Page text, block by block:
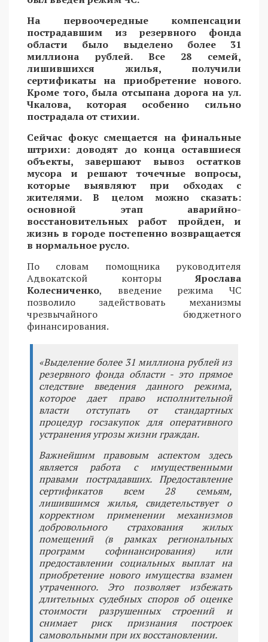
На первоочередные компенсации
пострадавшим из резервного фонда
области было выделено более 31
миллиона рублей. Все 28 семей,
лишившихся жилья, получили
сертификаты на приобретение нового.
Кроме того, была отсыпана дорога на ул.
Чкалова, которая особенно сильно
пострадала от стихии.
Сейчас фокус смещается на финальные
штрихи: доводят до конца оставшиеся
объекты, завершают вывоз остатков
мусора и решают точечные вопросы,
которые выявляют при обходах с
жителями. В целом можно сказать:
основной этап аварийно-
восстановительных работ пройден, и
жизнь в городе постепенно возвращается
в нормальное русло.
По словам помощника руководителя
Адвокатской конторыЯрослава
Колесниченко, введение режима ЧС
позволило задействовать механизмы
чрезвычайного бюджетного
финансирования.
«Выделение более 31 миллиона рублей из
резервного фонда области - это прямое
следствие введения данного режима,
которое дает право исполнительной
власти отступать от стандартных
процедур госзакупок для оперативного
устранения угрозы жизни граждан.
Важнейшим правовым аспектом здесь
является работа с имущественными
правами пострадавших. Предоставление
сертификатов всем 28 семьям,
лишившимся жилья, свидетельствует о
корректном применении механизмов
добровольного страхования жилых
помещений (в рамках региональных
программ софинансирования) или
предоставлении социальных выплат на
приобретение нового имущества взамен
утраченного. Это позволяет избежать
длительных судебных споров об оценке
стоимости разрушенных строений и
снимает риск признания построек
самовольными при их восстановлении.